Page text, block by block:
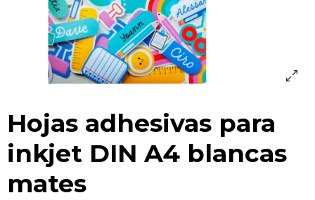
Hojas adhesivas para
inkjet DIN A4 blancas
mates